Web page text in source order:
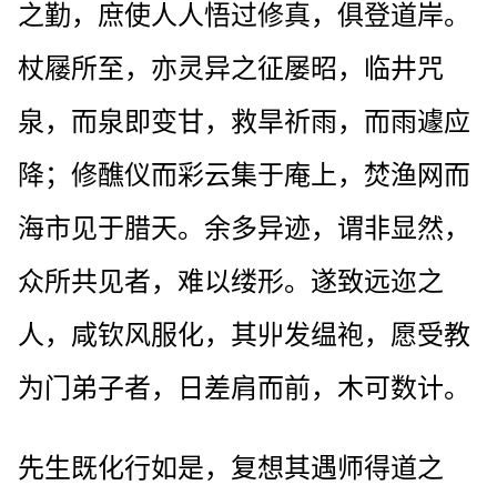
之勤，庶使人人悟过修真，俱登道岸。
杖屦所至，亦灵异之征屡昭，临井咒
泉，而泉即变甘，救旱祈雨，而雨遽应
降；修醮仪而彩云集于庵上，焚渔网而
海市见于腊天。余多异迹，谓非显然，
众所共见者，难以缕形。遂致远迩之
人，咸钦风服化，其丱发缊袍，愿受教
为门弟子者，日差肩而前，木可数计。
先生既化行如是，复想其遇师得道之